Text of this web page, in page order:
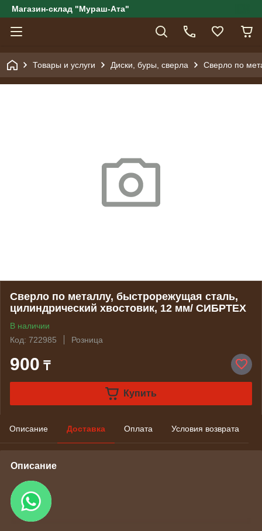
Магазин-склад "Мураш-Ата"
Товары и услуги Диски, буры, сверла Сверло по
Сверло по металлу, быстрорежущая сталь,
цилиндрический хвостовик, 12 мм/ СИБРТЕХ
В наличии
Код: 722985
Розница
900 ₸
Купить
Описание Доставка Оплата Условия возврата
Описание